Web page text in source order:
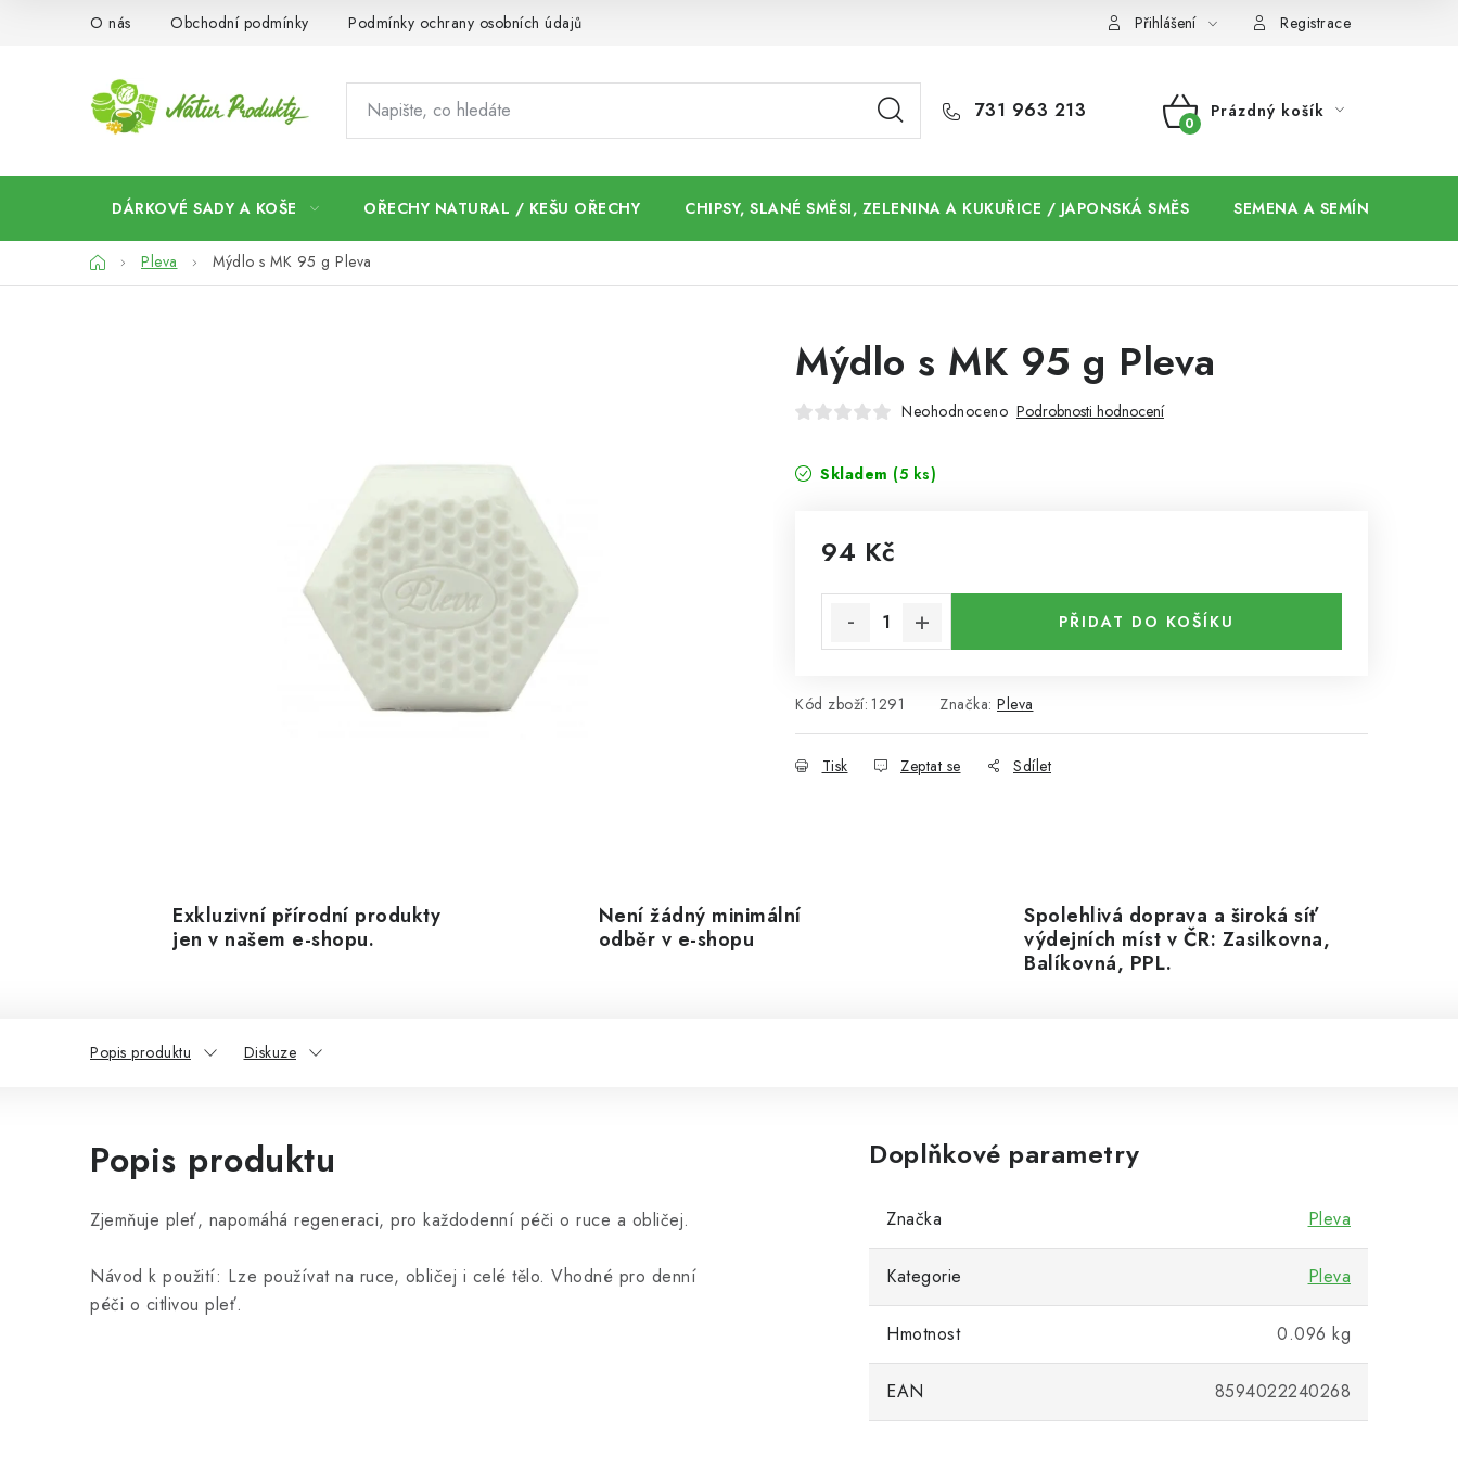
O nás Obchodní podmínky Podmínky ochrany osobních údajů Přihlášení Registrace
731 963 213
NÁKUPNÍ
Prázdný košík
DÁRKOVÉ SADY A KOŠE OŘECHY NATURAL / KEŠU OŘECHY CHIPSY, SLANÉ SMĚSI, ZELENINA A KUKUŘICE / JAPONSKÁ SMĚS SEMENA A SEMÍNKA / CHIA
DomůPleva Mýdlo s MK 95 g Pleva
Mýdlo s MK 95 g Pleva
Neohodnoceno Podrobnosti hodnocení
Skladem (5 ks)
94 Kč
PŘIDAT DO KOŠÍKU
Kód zboží: 1291 Značka: Pleva
Tisk Zeptat se Sdílet
Exkluzivní přírodní produkty
jen v našem e-shopu.
Není žádný minimální
odběr v e-shopu
Spolehlivá doprava a široká síť
výdejních míst v ČR: Zasilkovna,
Balíkovná, PPL.
Popis produktu Diskuze
Popis produktu
Zjemňuje pleť, napomáhá regeneraci, pro každodenní péči o ruce a obličej.
Návod k použití: Lze používat na ruce, obličej i celé tělo. Vhodné pro denní
péči o citlivou pleť.
Doplňkové parametry
Značka Pleva
Kategorie Pleva
Hmotnost 0.096 kg
EAN 8594022240268